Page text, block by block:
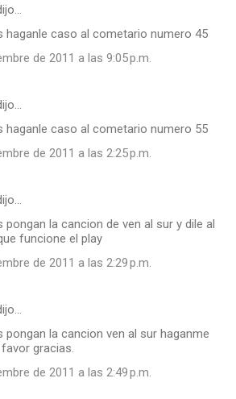
haganle caso al cometario numero 45
de 2011 a las 9:05 p.m.
haganle caso al cometario numero 55
de 2011 a las 2:25 p.m.
pongan la cancion de ven al sur y dile al
funcione el play
de 2011 a las 2:29 p.m.
pongan la cancion ven al sur haganme
gracias.
de 2011 a las 2:49 p.m.